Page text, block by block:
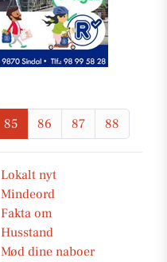
85 86 87 88
Lokalt nyt
Mindeord
Fakta om
Husstand
Mød dine naboer